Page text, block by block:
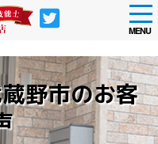
MENU
野市のお客